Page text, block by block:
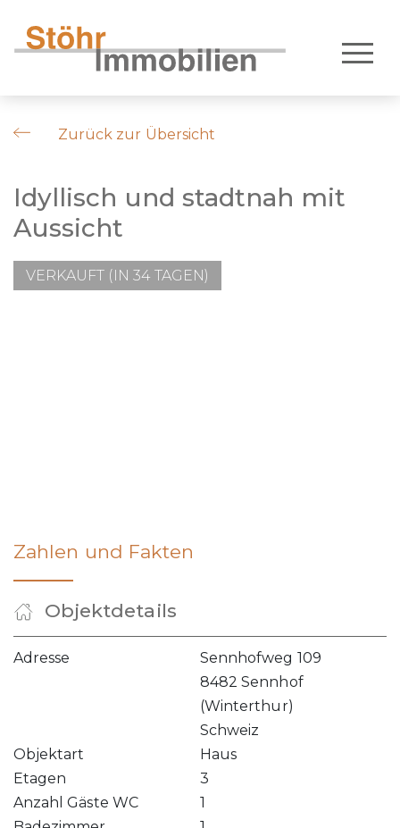
Zurück zur Übersicht
Idyllisch und stadtnah mit
Aussicht
VERKAUFT (IN 34 TAGEN)
Zahlen und Fakten
Objektdetails
Adresse
Sennhofweg 109
8482 Sennhof
(Winterthur)
Schweiz
Objektart
Haus
Etagen
3
Anzahl Gäste WC
1